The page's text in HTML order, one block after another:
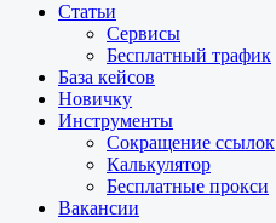
Статьи
Сервисы
Бесплатный трафик
База кейсов
Новичку
Инструменты
Сокращение ссылок
Калькулятор
Бесплатные прокси
Вакансии